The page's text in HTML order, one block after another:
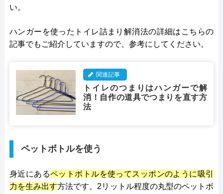
い。
ハンガーを使ったトイレ詰まり解消法の詳細はこちらの
記事でもご紹介していますので、参考にしてください。
関連記事
トイレのつまりはハンガーで解
消！自作の道具でつまりを直す方
法
ペットボトルを使う
身近にあるペットボトルを使ってスッポンのように吸引
力を生み出す方法です。2リットル程度の丸型のペットボ